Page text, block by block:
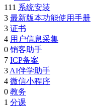
111 系统安装
3 最新版本功能使用手册
3 证书
4 用户信息采集
0 销客助手
7 ICP备案
3 AI伴学助手
4 微信小程序
0 教务
1 分课